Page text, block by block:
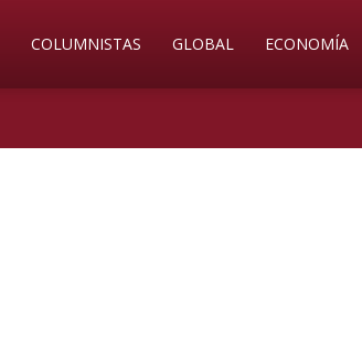
COLUMNISTAS GLOBAL ECONOMÍA